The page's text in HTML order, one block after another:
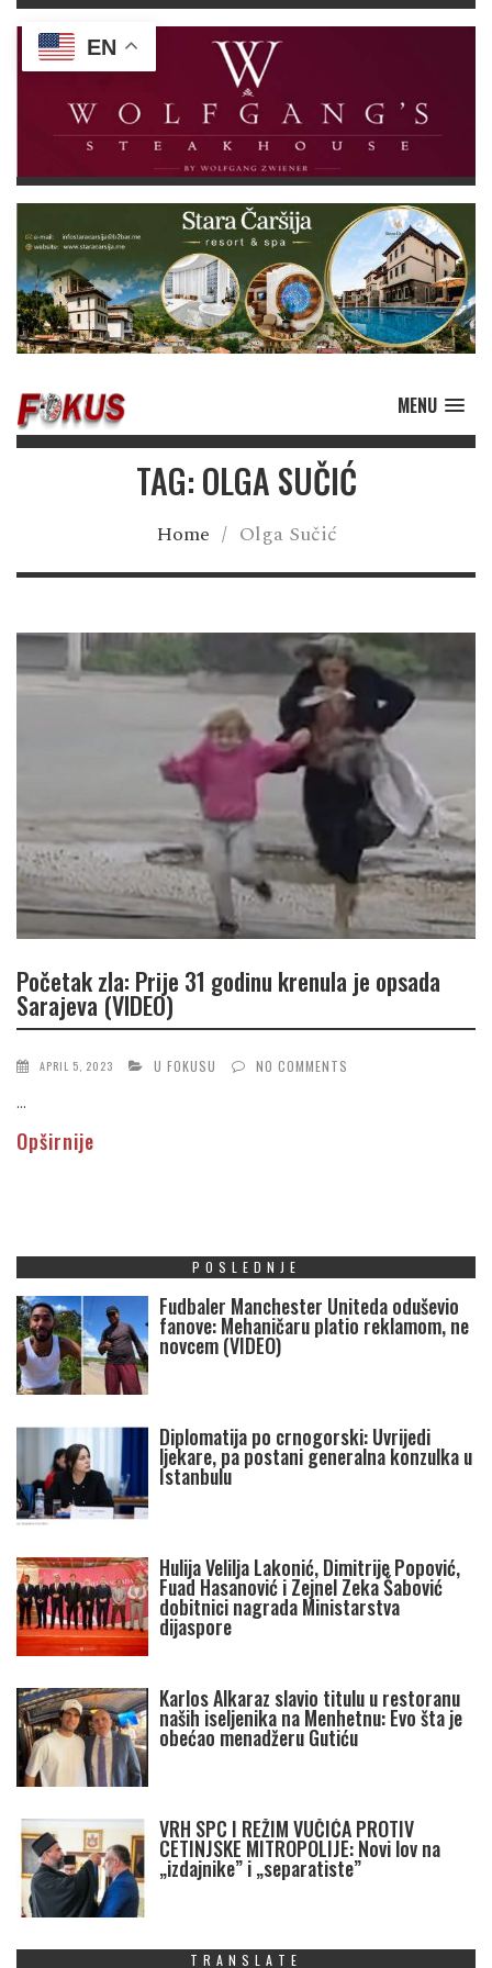
MENU
TAG: OLGA SUČIĆ
Home / Olga Sučić
Početak zla: Prije 31 godinu krenula je opsada
Sarajeva (VIDEO)
APRIL 5, 2023 U FOKUSU NO COMMENTS
...
Opširnije
POSLEDNJE
Fudbaler Manchester Uniteda oduševio
fanove: Mehaničaru platio reklamom, ne
novcem (VIDEO)
Diplomatija po crnogorski: Uvrijedi
ljekare, pa postani generalna konzulka u
Istanbulu
Hulija Velilja Lakonić, Dimitrije Popović,
Fuad Hasanović i Zejnel Zeka Šabović
dobitnici nagrada Ministarstva
dijaspore
Karlos Alkaraz slavio titulu u restoranu
naših iseljenika na Menhetnu: Evo šta je
obećao menadžeru Gutiću
VRH SPC I REŽIM VUČIĆA PROTIV
CETINJSKE MITROPOLIJE: Novi lov na
„izdajnike” i „separatiste”
TRANSLATE
EN